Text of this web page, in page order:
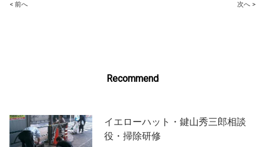
Post
< 前へ 次へ >
Recommend
イエローハット・鍵山秀三郎相談
役・掃除研修